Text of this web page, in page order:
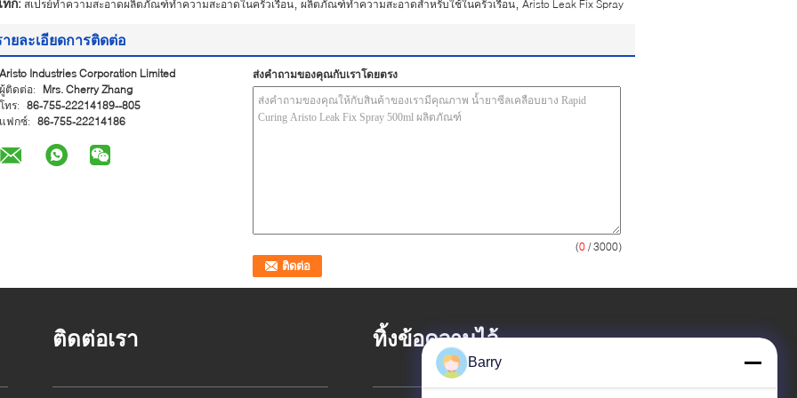
ท็ก: สเปรย์ทำความสะอาดผลิตภัณฑ์ทำความสะอาดในครัวเรือน ผลิตภัณฑ์ทำความสะอาดสำหรับใช้ในครัวเรือน Aristo Leak Fix Spray
ายละเอียดการติดต่อ
Aristo Industries Corporation Limited
ผู้ติดต่อ:
Mrs. Cherry Zhang
โทร: 86-755-22214189--805
แฟกซ์: 86-755-22214186
ส่งคำถามของคุณกับเราโดยตรง
(0 / 3000)
ติดต่อเรา ทิ้งข้อความไว้
Barry